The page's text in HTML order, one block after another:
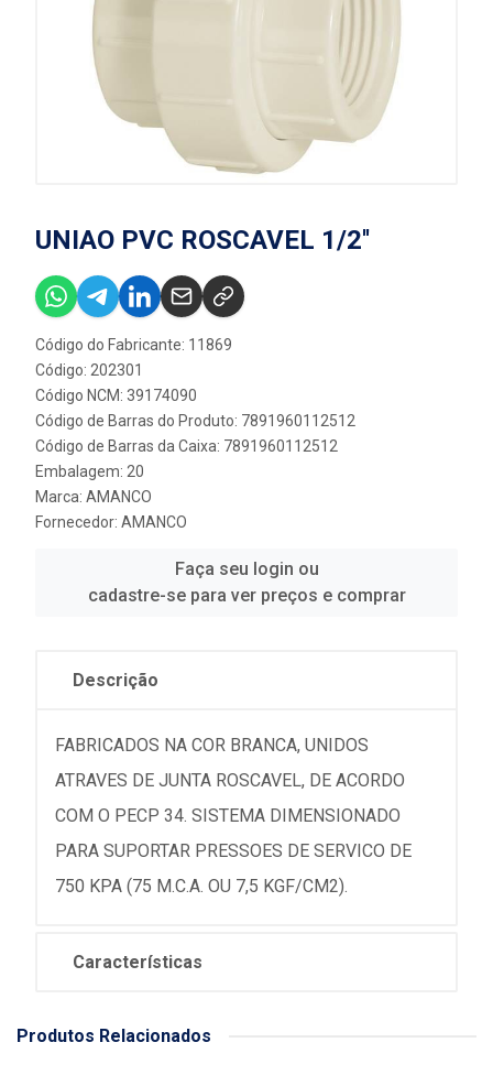
UNIAO PVC ROSCAVEL 1/2''
Código do Fabricante: 11869
Código: 202301
Código NCM: 39174090
Código de Barras do Produto: 7891960112512
Código de Barras da Caixa: 7891960112512
Embalagem: 20
Marca: AMANCO
Fornecedor: AMANCO
Faça seu login ou
cadastre-se para ver preços e comprar
Descrição
FABRICADOS NA COR BRANCA, UNIDOS
ATRAVES DE JUNTA ROSCAVEL, DE ACORDO
COM O PECP 34. SISTEMA DIMENSIONADO
PARA SUPORTAR PRESSOES DE SERVICO DE
750 KPA (75 M.C.A. OU 7,5 KGF/CM2).
Características
Produtos Relacionados